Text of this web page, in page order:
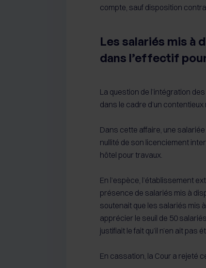
compte, sauf disposition
Les salariés mis à
dans l’effectif
La question de l’intégration
dans le cadre d’un contentieux
Dans cette affaire, une
nullité de son licenciement
hôtel pour travaux.
En l’espèce, l’établissement
présence de salariés mis à
soutenait que les salariés mis
apprécier le seuil de 50
justifiait le fait qu’il n’en ait pas
En cassation, la Cour a rejeté